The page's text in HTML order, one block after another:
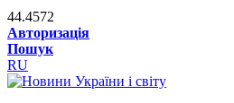
44.4572
Авторизація
Пошук
RU